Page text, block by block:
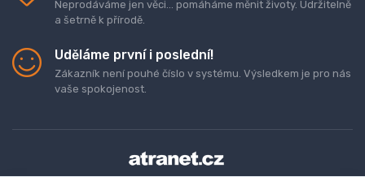
Neprodáváme jen věci... pomáháme měnit životy. Udržitelně
a šetrně k přírodě.
Uděláme první i poslední!
Zákazník není pouhé číslo v systému. Výsledkem je pro nás
vaše spokojenost.